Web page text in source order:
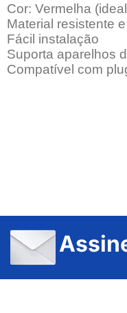
Cor: Vermelha
Material resistente
Fácil instalação
Suporta aparelhos
Compatível com